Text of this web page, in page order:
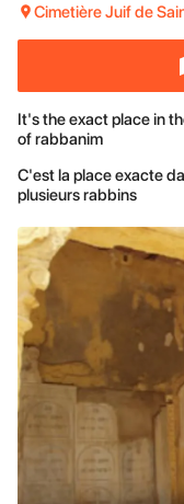
Cimetière Juif de
It's the exact place in
of rabbanim
C'est la place exacte
plusieurs rabbins